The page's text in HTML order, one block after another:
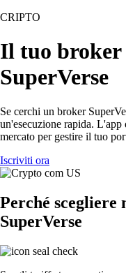
CRIPTO
Il tuo
SuperVerse
Se cerchi un broker
un'esecuzione rapida.
mercato per gestire il tuo
Iscriviti ora
Perché
SuperVerse